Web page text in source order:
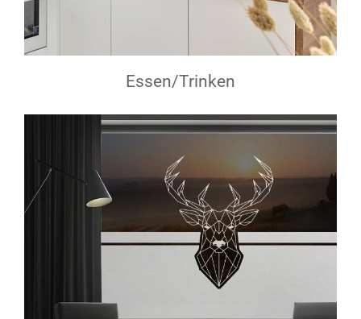
Essen/Trinken